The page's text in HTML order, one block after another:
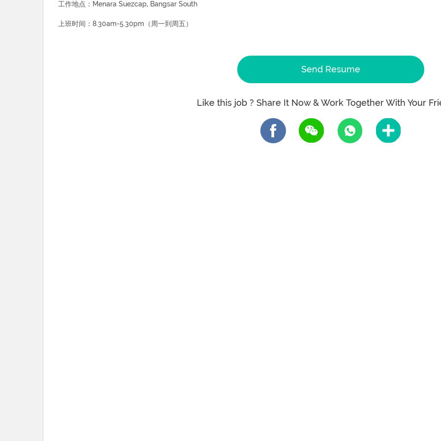
工作地点：Menara Suezcap, Bangsar South
上班时间：8.30am-5.30pm（周一到周五）
Send Resume
Like this job ? Share It Now & Work Together With Your